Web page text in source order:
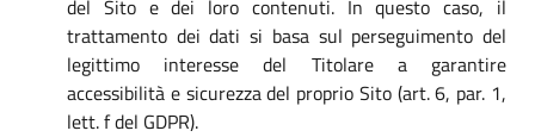
del Sito e dei loro contenuti. In questo caso, il
trattamento dei dati si basa sul perseguimento del
legittimo interesse del Titolare a garantire
accessibilità e sicurezza del proprio Sito (art. 6, par. 1,
lett. f del GDPR).